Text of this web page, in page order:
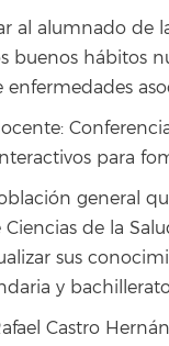
al alumnado de
buenos hábitos
enfermedades
para
general
de la
sus
y
Castro